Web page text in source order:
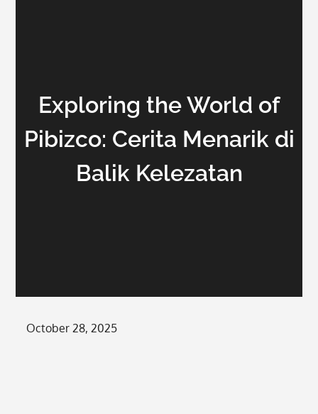
Exploring the World of
Pibizco: Cerita Menarik di
Balik Kelezatan
Posted
October 28, 2025